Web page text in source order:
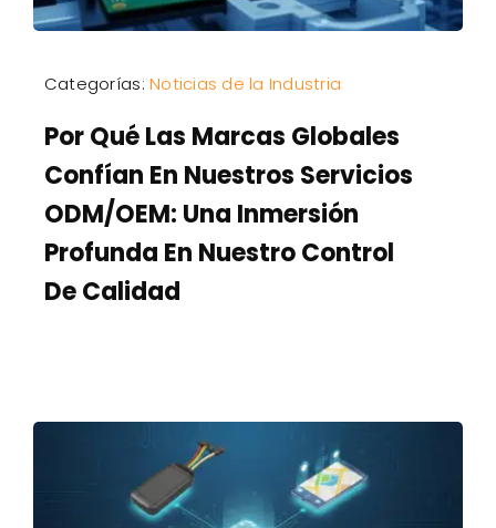
Categorías:Noticias de la Industria
Por Qué Las Marcas Globales
Confían En Nuestros Servicios
ODM/OEM: Una Inmersión
Profunda En Nuestro Control
De Calidad